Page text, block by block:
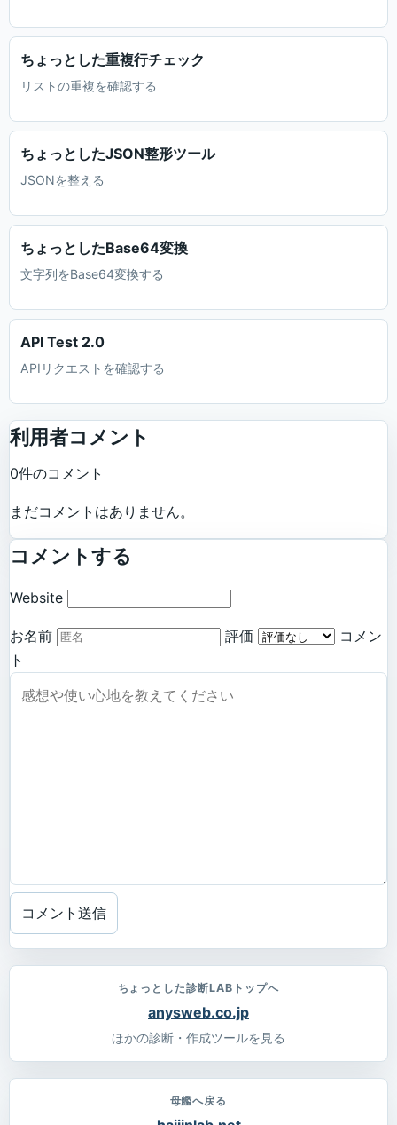
ちょっとした重複行チェック
リストの重複を確認する
ちょっとしたJSON整形ツール
JSONを整える
ちょっとしたBase64変換
文字列をBase64変換する
API Test 2.0
APIリクエストを確認する
利用者コメント
0件のコメント
まだコメントはありません。
コメントする
Website
お名前 評価
コメン
ト
コメント送信
ちょっとした診断LABトップへ
anysweb.co.jp
ほかの診断・作成ツールを見る
母艦へ戻る